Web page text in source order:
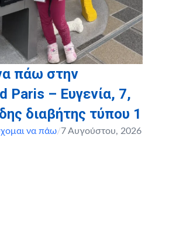
πάω στην
Paris – Ευγενία, 7,
διαβήτης τύπου 1
να πάω/7 Αυγούστου, 2026